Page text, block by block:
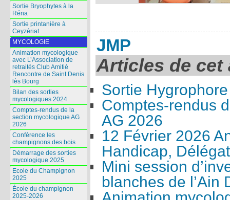
JMP
Articles de cet
Sortie
Comptes-rendus
AG 2026
12 Février 2026
Handicap,
Mini session
blanches de l’Ain
Sortie Bryophytes à la
Réna
Sortie printanière à
Ceyzériat
MYCOLOGIE
Animation mycologique
avec L’Association de
retraités Club Amitié
Rencontre de Saint Denis
lès Bourg
Bilan des sorties
mycologiques 2024
Comptes-rendus de la
section mycologique AG
2026
Conférence les
champignons des bois
Démarrage des sorties
mycologique 2025
Ecole du Champignon
2025
École du champignon
2025-2026